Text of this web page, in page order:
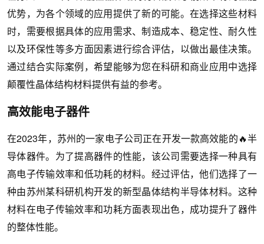
优势，为各个领域的应用提供了新的可能。在选择这些材料
时，需要根据具体的应用需求、制造成本、稳定性、耐久性
以及环保性等多方面因素进行综合评估，以做出最佳决策。
通过结合实际案例，希望能够为您在科研和商业应用中选择
颠覆性晶体结构材料提供有益的参考。
高效能电子器件
在2023年，苏州的一家电子公司正在开发一款高效能的🔥半
导体器件。为了提高器件的性能，该公司需要选择一种具有
高电子传输效率和低功耗的材料。经过评估，他们选择了一
种由苏州某科研机构开发的新型晶体结构半导体材料。这种
材料在电子传输效率和功耗方面表现出色，成功提升了器件
的整体性能。